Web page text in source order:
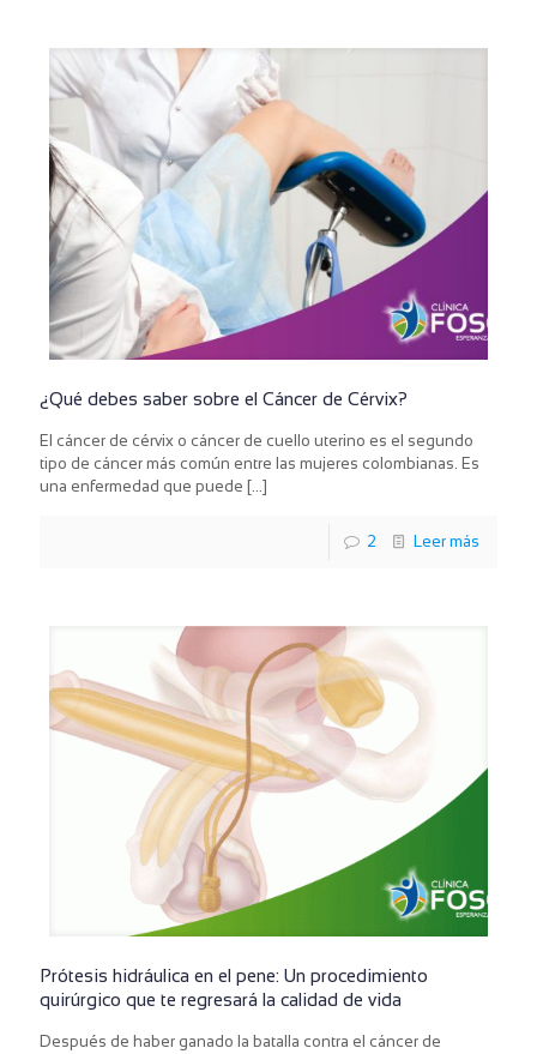
¿Qué debes saber sobre el Cáncer de Cérvix?
El cáncer de cérvix o cáncer de cuello uterino es el segundo
tipo de cáncer más común entre las mujeres colombianas. Es
una enfermedad que puede […]
2 Leer más
Prótesis hidráulica en el pene: Un procedimiento
quirúrgico que te regresará la calidad de vida
Después de haber ganado la batalla contra el cáncer de